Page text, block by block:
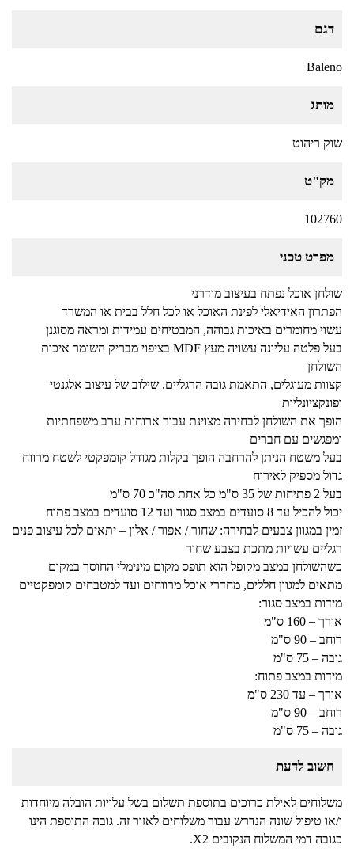
דגם
Baleno
מותג
שוק ריהוט
מק"ט
102760
מפרט טכני
שולחן אוכל נפתח בעיצוב מודרני
הפתרון האידיאלי לפינת האוכל או לכל חלל בבית או המשרד
עשוי מחומרים באיכות גבוהה, המבטיחים עמידות ומראה מסוגנן
בעל פלטה עליונה עשויה מעץ MDF בציפוי מבריק השומר איכות
השולחן
קצוות מעוגלים, התאמת גובה הרגליים, שילוב של עיצוב אלגנטי
ופונקציונליות
הופך את השולחן לבחירה מצוינת עבור ארוחות ערב משפחתיות
ומפגשים עם חברים
בעל משטח הניתן להרחבה הופך בקלות מגודל קומפקטי לשטח מרווח
גדול מספיק לאירוח
בעל 2 פתיחות של 35 ס"מ כל אחת סה"כ 70 ס"מ
יכול להכיל עד 8 סועדים במצב סגור ועד 12 סועדים במצב פתוח
זמין במגוון צבעים לבחירה: שחור / אפור / אלון – יתאים לכל עיצוב פנים
רגליים עשויות מתכת בצבע שחור
כשהשולחן במצב מקופל הוא תופס מקום מינימלי החוסך במקום
מתאים למגוון חללים, מחדרי אוכל מרווחים ועד למטבחים קומפקטיים
מידות במצב סגור:
אורך – 160 ס"מ
רוחב – 90 ס"מ
גובה – 75 ס"מ
מידות במצב פתוח:
אורך – עד 230 ס"מ
רוחב – 90 ס"מ
גובה – 75 ס"מ
חשוב לדעת
משלוחים לאילת כרוכים בתוספת תשלום בשל עלויות הובלה מיוחדות
ו/או טיפול שונה הנדרש עבור משלוחים לאזור זה. גובה התוספת הינו
כגובה דמי המשלוח הנקובים X2.